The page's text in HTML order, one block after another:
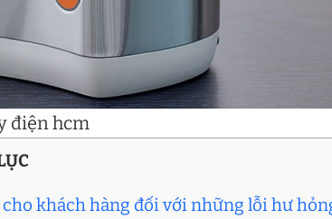
điện hcm
khách hàng đối với những lỗi hư